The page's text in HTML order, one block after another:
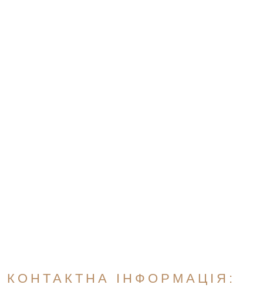
КОНТАКТНА ІНФОРМАЦІЯ: